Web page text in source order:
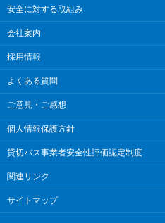
安全に対する取組み
会社案内
採用情報
よくある質問
ご意見・ご感想
個人情報保護方針
貸切バス事業者安全性評価認定制度
関連リンク
サイトマップ